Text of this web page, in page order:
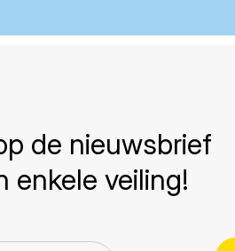
de nieuwsbrief
enkele veiling!